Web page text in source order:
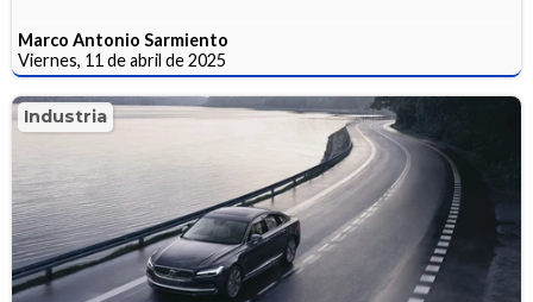
Marco Antonio Sarmiento
Viernes, 11 de abril de 2025
Industria